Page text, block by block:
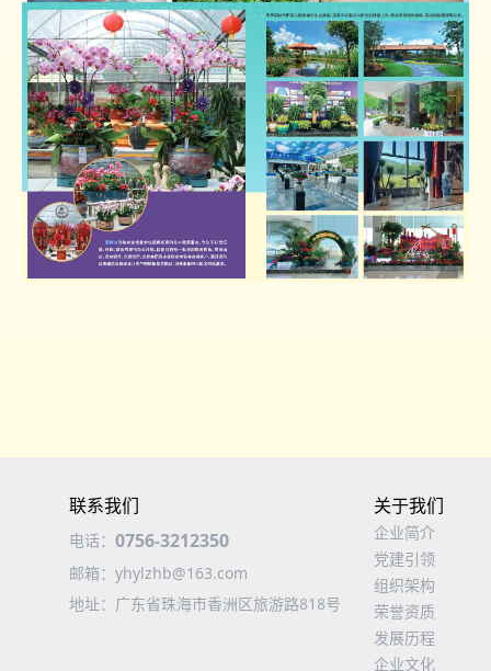
联系我们
电话： 0756-3212350
邮箱： yhylzhb@163.com
地址： 广东省珠海市香洲区旅游路818号
关于我们
企业简介
党建引领
组织架构
荣誉资质
发展历程
企业文化